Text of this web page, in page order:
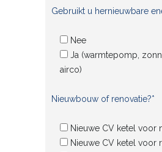
Gebruikt u hernieuwbare
Nee
Ja (warmtepomp,
airco)
Nieuwbouw of renovatie?*
Nieuwe CV ketel voor
Nieuwe CV ketel voor